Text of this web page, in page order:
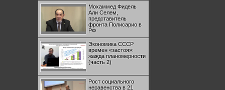
Мохаммед Фидель
Али Селем,
представитель
фронта Полисарио в
РФ
Экономика СССР
времен «застоя»:
жажда планомерности
(часть 2)
Рост социального
неравенства в 21